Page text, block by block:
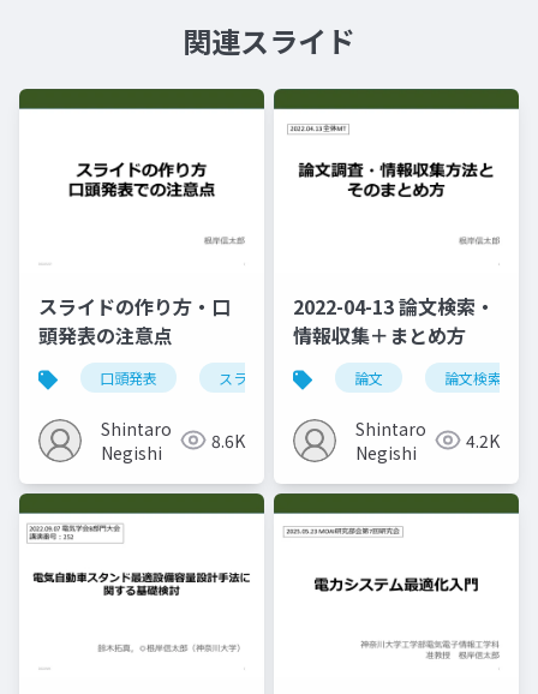
関連スライド
スライドの作り方・口
頭発表の注意点
口頭発表 スライド作成 研究発表
Shintaro
Negishi
8.6K
2022-04-13 論文検索・
情報収集＋まとめ方
論文 論文検索
Shintaro
Negishi
4.2K